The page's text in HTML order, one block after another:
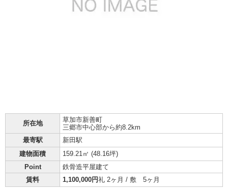
所在地 草加市新善町
三郷市中心部から約8.2km
最寄駅
新田駅
建物面積
159.21㎡ (48.16坪)
Point
鉄骨造平屋建て
賃料
1,100,000円礼 2ヶ月 / 敷 5ヶ月